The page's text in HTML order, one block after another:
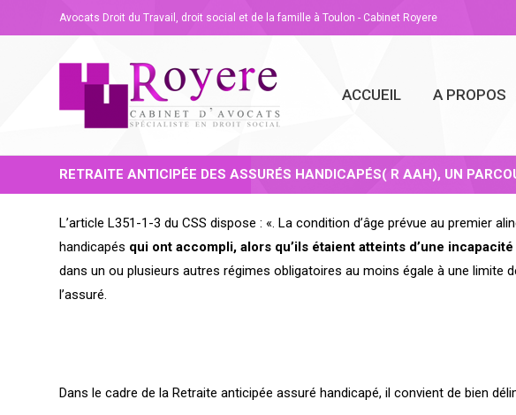
Avocats Droit du Travail, droit social et de la famille à Toulon - Cabinet Royere
ACCUEIL A PROPOS
RETRAITE ANTICIPÉE DES ASSURÉS HANDICAPÉS( R AAH), UN
L’article L351-1-3 du CSS dispose : «. La condition d’âge prévue au premier
handicapés qui ont accompli, alors qu’ils étaient atteints d’une incapacité
dans un ou plusieurs autres régimes obligatoires au moins égale à une
l’assuré.
Dans le cadre de la Retraite anticipée assuré handicapé, il convient de bien